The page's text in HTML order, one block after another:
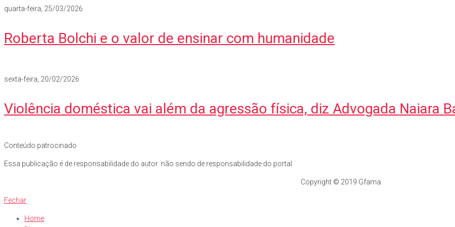
Roberta Bolchi e o valor de ensinar com humanidade
quarta-feira, 25/03/2026
Violência doméstica vai além da agressão física, diz Advogada Naiara
sexta-feira, 20/02/2026
Conteúdo patrocinado
Essa publicação é de responsabilidade do autor não sendo de responsabilidade do portal.
Copyright © 2019 Gfama.
Fechar
Home